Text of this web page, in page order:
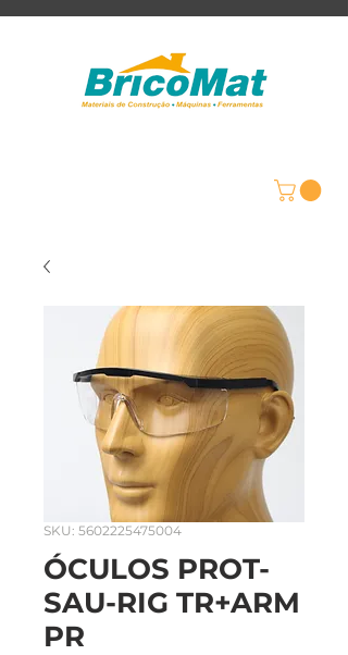
SKU: 5602225475004
ÓCULOS PROT-
SAU-RIG TR+ARM
PR